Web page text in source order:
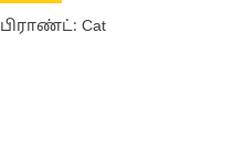
பிராண்ட்: Cat